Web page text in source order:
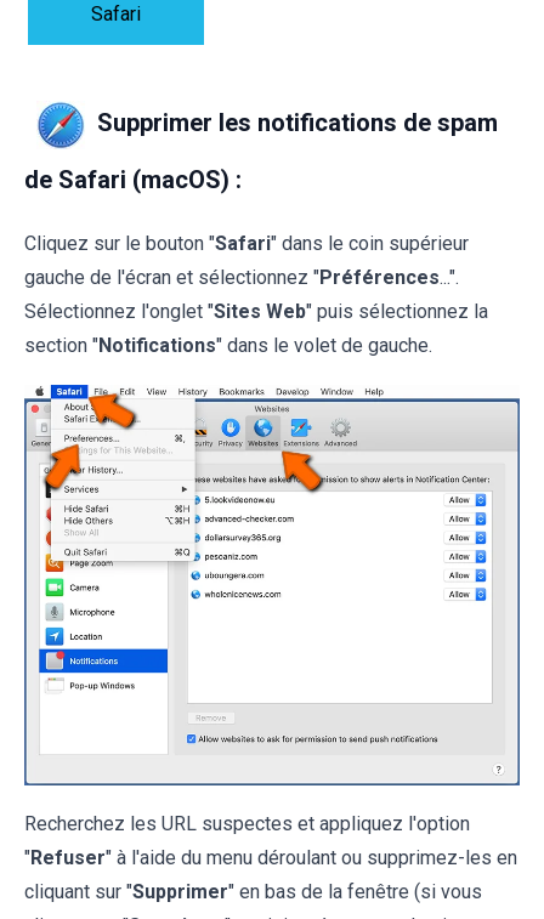
Safari
Supprimer les notifications de spam
de Safari (macOS) :
Cliquez sur le bouton "Safari" dans le coin supérieur
gauche de l'écran et sélectionnez "Préférences...".
Sélectionnez l'onglet "Sites Web" puis sélectionnez la
section "Notifications" dans le volet de gauche.
Recherchez les URL suspectes et appliquez l'option
"Refuser" à l'aide du menu déroulant ou supprimez-les en
cliquant sur "Supprimer" en bas de la fenêtre (si vous